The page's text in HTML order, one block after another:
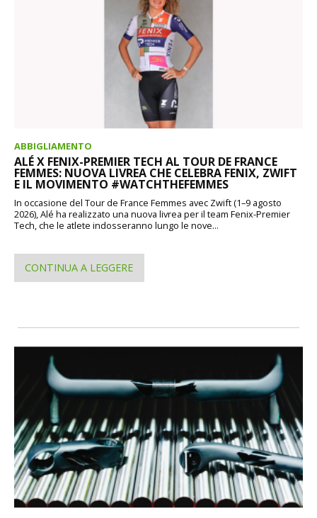
ABBIGLIAMENTO
ALÉ X FENIX-PREMIER TECH AL TOUR DE FRANCE
FEMMES: NUOVA LIVREA CHE CELEBRA FENIX, ZWIFT
E IL MOVIMENTO #WATCHTHEFEMMES
In occasione del Tour de France Femmes avec Zwift (1–9 agosto
2026), Alé ha realizzato una nuova livrea per il team Fenix-Premier
Tech, che le atlete indosseranno lungo le nove...
CONTINUA A LEGGERE